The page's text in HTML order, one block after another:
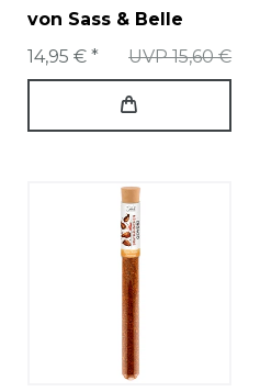
von Sass & Belle
UVP 15,60 €
14,95 € *